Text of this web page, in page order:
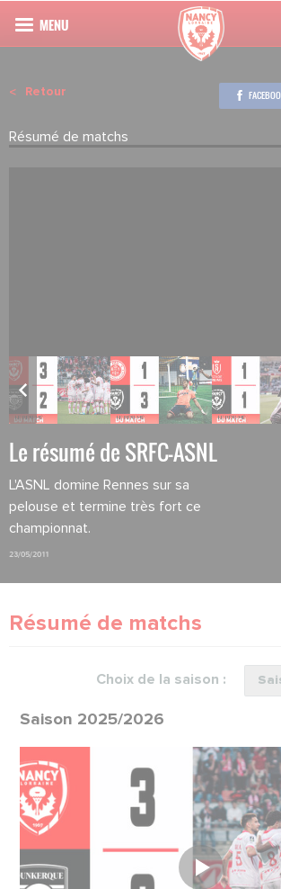
Retour
Résumé de matchs
Le résumé de SRFC-ASNL
L'ASNL domine Rennes sur sa
pelouse et termine très fort ce
championnat.
23/05/2011
Résumé de matchs
Choix de la saison :
Saison 2025/2026